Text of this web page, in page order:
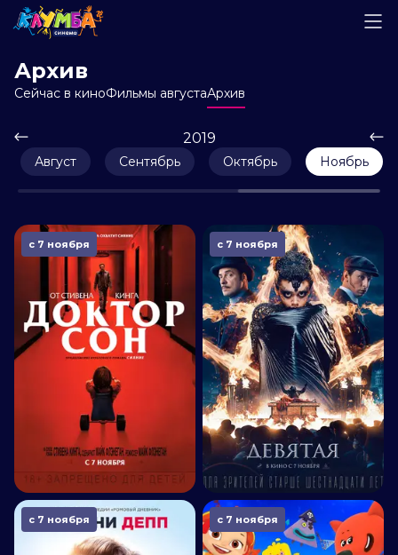
Архив
Сейчас в киноФильмы августаАрхив
2019
Август Сентябрь Октябрь Ноябрь
с 7 ноября с 7 ноября
с 7 ноября с 7 ноября